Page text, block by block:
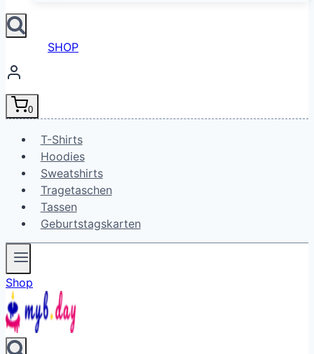
SHOP
0
T-Shirts
Hoodies
Sweatshirts
Tragetaschen
Tassen
Geburtstagskarten
Shop